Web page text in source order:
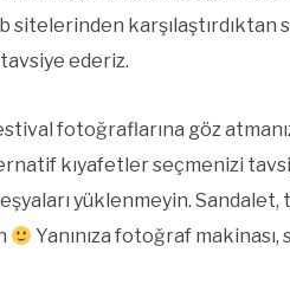
sitelerinden karşılaştırdıktan
ederiz.
fotoğraflarına göz
kıyafetler seçmenizi
yüklenmeyin.
Yanınıza fotoğraf